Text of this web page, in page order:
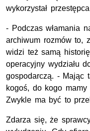
wykorzystał
- Podczas włamania
archiwum rozmów to,
widzi też samą
operacyjny wydziału
gospodarczą. - Mając
kogoś, do kogo
Zwykle ma być to
Zdarza się, że